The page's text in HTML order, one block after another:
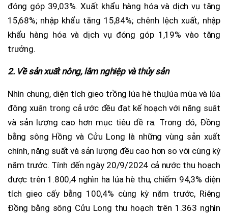
đóng góp 39,03%. Xuất khẩu hàng hóa và dịch vụ tăng
15,68%; nhập khẩu tăng 15,84%; chênh lệch xuất, nhập
khẩu hàng hóa và dịch vụ đóng góp 1,19% vào tăng
trưởng.
2. Về sản xuất nông, lâm nghiệp và thủy sản
Nhìn chung, diện tích gieo trồng lúa hè thu,lúa mùa và lúa
đông xuân trong cả ước đều đạt kế hoạch với năng suât
và sản lượng cao hơn mục tiêu đề ra. Trong đó, Đồng
bằng sông Hồng và Cửu Long là những vùng sản xuất
chính, năng suất và sản lượng đều cao hơn so với cùng kỳ
năm trước. Tính đến ngày 20/9/2024 cả nước thu hoạch
được trên 1.800,4 nghìn ha lúa hè thu, chiếm 94,3% diện
tích gieo cấy bằng 100,4% cùng kỳ năm trước, Riêng
Đồng bằng sông Cửu Long thu hoạch trên 1.363 nghìn